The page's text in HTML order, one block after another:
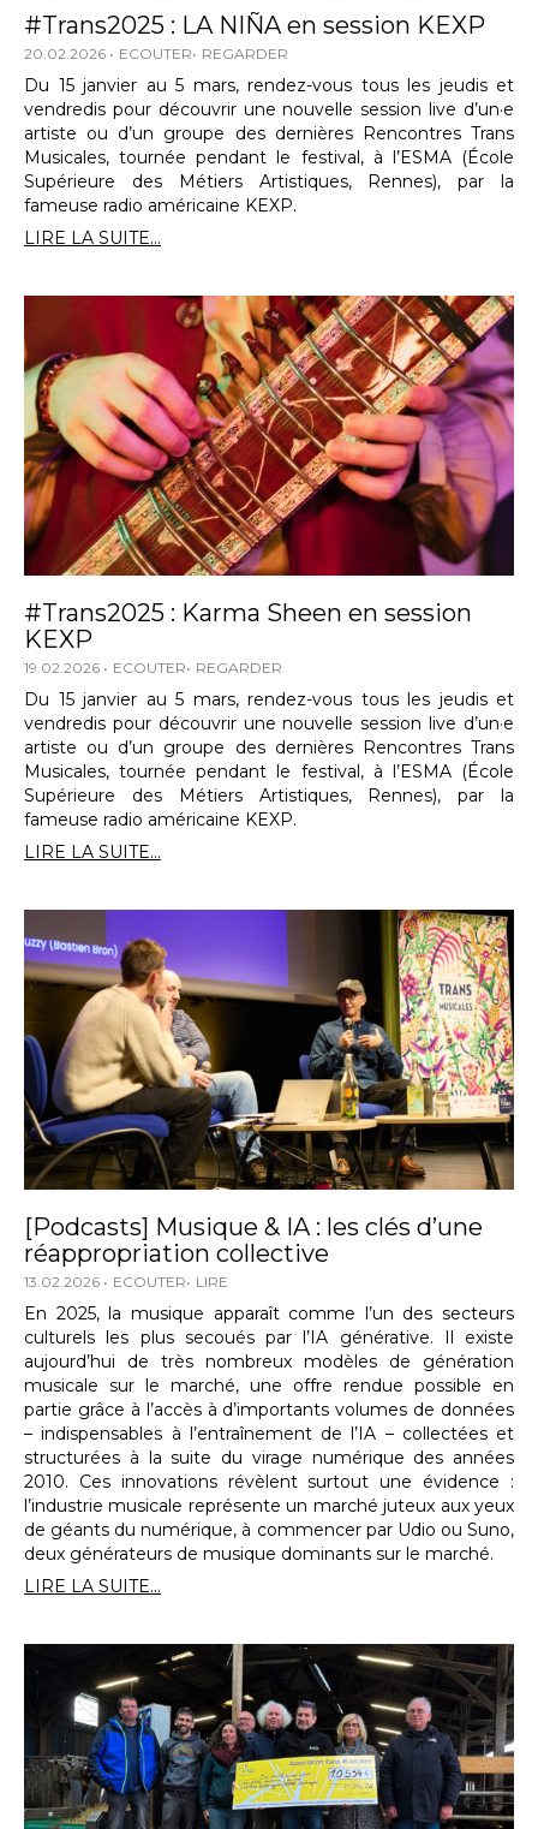
#Trans2025 : LA NIÑA en session KEXP
20.02.2026 ECOUTER REGARDER
Du 15 janvier au 5 mars, rendez-vous tous les jeudis et
vendredis pour découvrir une nouvelle session live d’un·e
artiste ou d’un groupe des dernières Rencontres Trans
Musicales, tournée pendant le festival, à l’ESMA (École
Supérieure des Métiers Artistiques, Rennes), par la
fameuse radio américaine KEXP.
LIRE LA SUITE...
#Trans2025 : Karma Sheen en session
KEXP
19.02.2026 ECOUTER REGARDER
Du 15 janvier au 5 mars, rendez-vous tous les jeudis et
vendredis pour découvrir une nouvelle session live d’un·e
artiste ou d’un groupe des dernières Rencontres Trans
Musicales, tournée pendant le festival, à l’ESMA (École
Supérieure des Métiers Artistiques, Rennes), par la
fameuse radio américaine KEXP.
LIRE LA SUITE...
[Podcasts] Musique & IA : les clés d’une
réappropriation collective
13.02.2026 ECOUTER LIRE
En 2025, la musique apparaît comme l’un des secteurs
culturels les plus secoués par l’IA générative. Il existe
aujourd’hui de très nombreux modèles de génération
musicale sur le marché, une offre rendue possible en
partie grâce à l’accès à d’importants volumes de données
– indispensables à l’entraînement de l’IA – collectées et
structurées à la suite du virage numérique des années
2010. Ces innovations révèlent surtout une évidence :
l’industrie musicale représente un marché juteux aux yeux
de géants du numérique, à commencer par Udio ou Suno,
deux générateurs de musique dominants sur le marché.
LIRE LA SUITE...